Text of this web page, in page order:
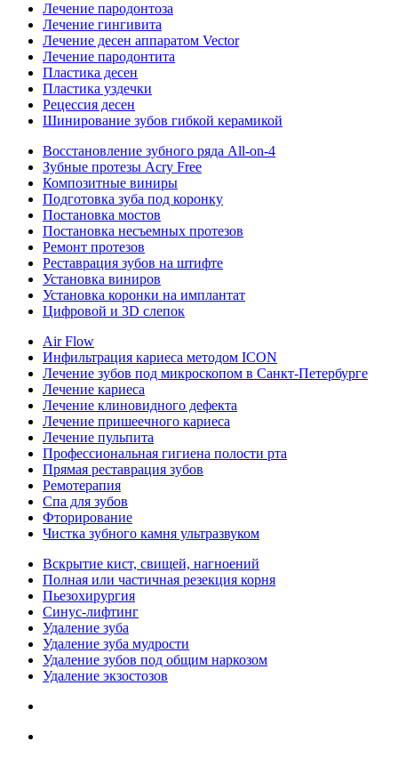
Лечение пародонтоза
Лечение гингивита
Лечение десен аппаратом Vector
Лечение пародонтита
Пластика десен
Пластика уздечки
Рецессия десен
Шинирование зубов гибкой керамикой
Восстановление зубного ряда All‑on‑4
Зубные протезы Acry Free
Композитные виниры
Подготовка зуба под коронку
Постановка мостов
Постановка несъемных протезов
Ремонт протезов
Реставрация зубов на штифте
Установка виниров
Установка коронки на имплантат
Цифровой и 3D слепок
Air Flow
Инфильтрация кариеса методом ICON
Лечение зубов под микроскопом в Санкт-Петербурге
Лечение кариеса
Лечение клиновидного дефекта
Лечение пришеечного кариеса
Лечение пульпита
Профессиональная гигиена полости рта
Прямая реставрация зубов
Ремотерапия
Спа для зубов
Фторирование
Чистка зубного камня ультразвуком
Вскрытие кист, свищей, нагноений
Полная или частичная резекция корня
Пьезохирургия
Синус-лифтинг
Удаление зуба
Удаление зуба мудрости
Удаление зубов под общим наркозом
Удаление экзостозов